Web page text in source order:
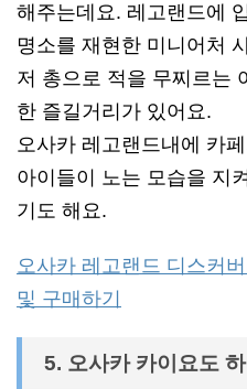
해주는데요. 레고랜드에
명소를 재현한 미니어처
저 총으로 적을 무찌르는
한 즐길거리가 있어요.
오사카 레고랜드내에 카
아이들이 노는 모습을 지
기도 해요.
오사카 레고랜드 디스커
및 구매하기
5. 오사카 카이요도